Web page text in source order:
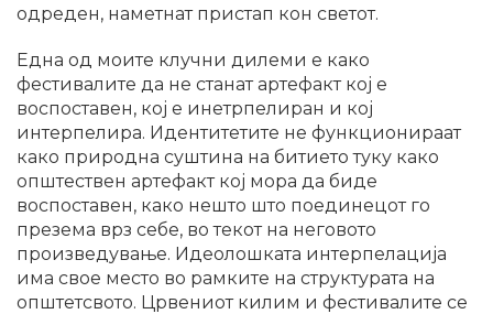
одреден, наметнат пристап кон светот.
Една од моите клучни дилеми е како
фестивалите да не станат артефакт кој е
воспоставен, кој е инетрпелиран и кој
интерпелира. Идентитетите не функционираат
како природна суштина на битието туку како
општествен артефакт кој мора да биде
воспоставен, како нешто што поединецот го
презема врз себе, во текот на неговото
произведување. Идеолошката интерпелација
има свое место во рамките на структурата на
општетсвото. Црвениот килим и фестивалите се